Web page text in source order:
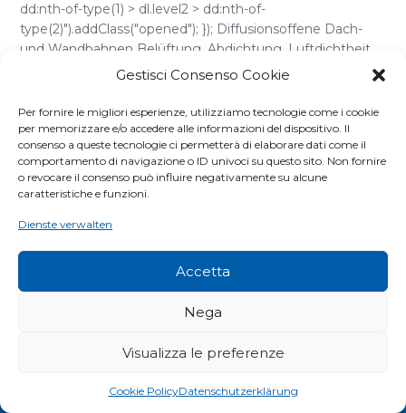
Gestisci Consenso Cookie
Per fornire le migliori esperienze, utilizziamo tecnologie come i cookie
per memorizzare e/o accedere alle informazioni del dispositivo. Il
consenso a queste tecnologie ci permetterà di elaborare dati come il
comportamento di navigazione o ID univoci su questo sito. Non fornire
o revocare il consenso può influire negativamente su alcune
caratteristiche e funzioni.
Dienste verwalten
Accetta
Nega
Visualizza le preferenze
Cookie PolicyDatenschutzerklärung
dd:nth-of-type(1) > dl.level2 > dd:nth-of-
type(2)").addClass("opened"); }); Diffusionsoffene Dach-
und Wandbahnen Belüftung, Abdichtung, Luftdichtheit
Be- und Entlüftungssysteme fürs Dach Belüftete First-
Riwega GmbH
Obere-Insel-Straße 28
Gesellschaftskapital: € 26.000,00
info@riwega.com